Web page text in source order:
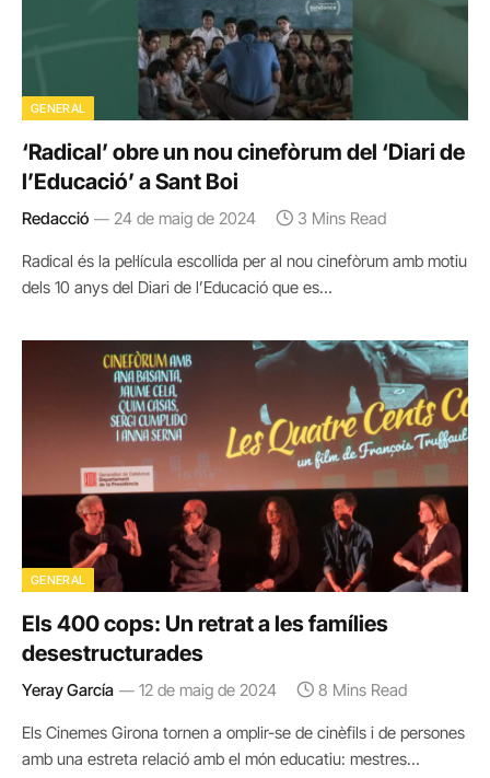
GENERAL
‘Radical’ obre un nou cinefòrum del ‘Diari de
l’Educació’ a Sant Boi
Redacció 24 de maig de 2024 3 Mins Read
Radical és la pel·lícula escollida per al nou cinefòrum amb motiu
dels 10 anys del Diari de l’Educació que es…
GENERAL
Els 400 cops: Un retrat a les famílies
desestructurades
Yeray García 12 de maig de 2024 8 Mins Read
Els Cinemes Girona tornen a omplir-se de cinèfils i de persones
amb una estreta relació amb el món educatiu: mestres…